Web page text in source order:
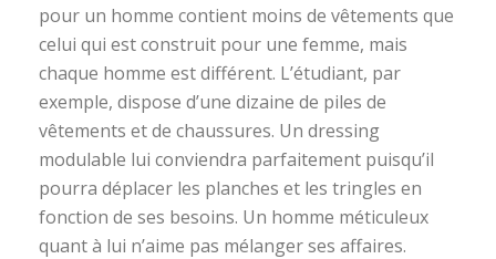
pour un homme contient moins de vêtements que
celui qui est construit pour une femme, mais
chaque homme est différent. L’étudiant, par
exemple, dispose d’une dizaine de piles de
vêtements et de chaussures. Un dressing
modulable lui conviendra parfaitement puisqu’il
pourra déplacer les planches et les tringles en
fonction de ses besoins. Un homme méticuleux
quant à lui n’aime pas mélanger ses affaires.